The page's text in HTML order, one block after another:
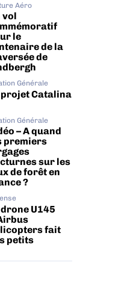
Aéro
vol
le
de la
de
Générale
projet Catalina
Générale
– A quand
premiers
sur les
de forêt en
?
drone U145
fait
petits